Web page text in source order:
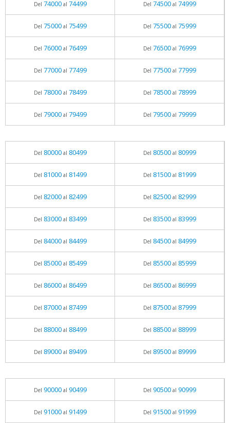
Del 74000al 74499 Del 74500al 74999
Del 75000al 75499 Del 75500al 75999
Del 76000al 76499 Del 76500al 76999
Del 77000al 77499 Del 77500al 77999
Del 78000al 78499 Del 78500al 78999
Del 79000al 79499 Del 79500al 79999
Del 80000al 80499 Del 80500al 80999
Del 81000al 81499 Del 81500al 81999
Del 82000al 82499 Del 82500al 82999
Del 83000al 83499 Del 83500al 83999
Del 84000al 84499 Del 84500al 84999
Del 85000al 85499 Del 85500al 85999
Del 86000al 86499 Del 86500al 86999
Del 87000al 87499 Del 87500al 87999
Del 88000al 88499 Del 88500al 88999
Del 89000al 89499 Del 89500al 89999
Del 90000al 90499 Del 90500al 90999
Del 91000al 91499 Del 91500al 91999